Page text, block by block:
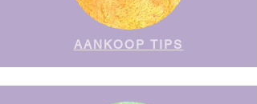
AANKOOP TIPS